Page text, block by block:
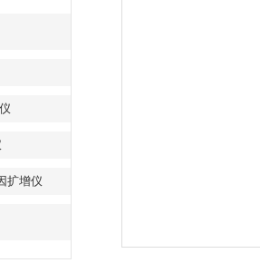
扩增仪